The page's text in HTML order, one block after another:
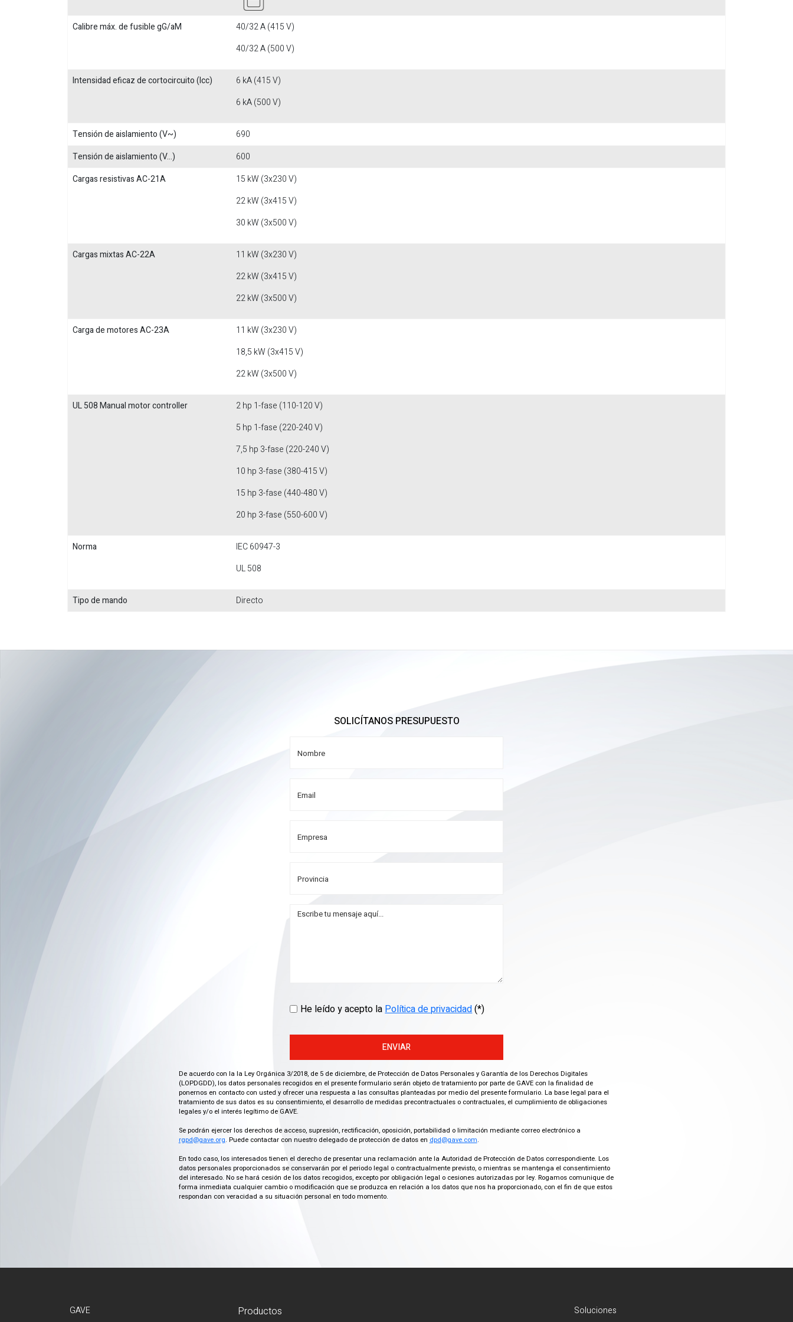
Calibre máx. de fusible gG/aM
40/32 A (415 V)
40/32 A (500 V)
Intensidad eficaz de cortocircuito (Icc)
6 kA (415 V)
6 kA (500 V)
Tensión de aislamiento (V~)
690
Tensión de aislamiento (V...)
600
Cargas resistivas AC-21A
15 kW (3x230 V)
22 kW (3x415 V)
30 kW (3x500 V)
Cargas mixtas AC-22A
11 kW (3x230 V)
22 kW (3x415 V)
22 kW (3x500 V)
Carga de motores AC-23A
11 kW (3x230 V)
18,5 kW (3x415 V)
22 kW (3x500 V)
UL 508 Manual motor controller
2 hp 1-fase (110-120 V)
5 hp 1-fase (220-240 V)
7,5 hp 3-fase (220-240 V)
10 hp 3-fase (380-415 V)
15 hp 3-fase (440-480 V)
20 hp 3-fase (550-600 V)
Norma
IEC 60947-3
UL 508
Tipo de mando Directo
SOLICÍTANOS PRESUPUESTO
He leído y acepto laPolítica de privacidad(*)
ENVIAR
De acuerdo con la la Ley Orgánica 3/2018, de 5 de diciembre, de Protección de Datos Personales y Garantía de los Derechos Digitales
(LOPDGDD), los datos personales recogidos en el presente formulario serán objeto de tratamiento por parte de GAVE con la finalidad de
ponernos en contacto con usted y ofrecer una respuesta a las consultas planteadas por medio del presente formulario. La base legal para el
tratamiento de sus datos es su consentimiento, el desarrollo de medidas precontractuales o contractuales, el cumplimiento de obligaciones
legales y/o el interés legítimo de GAVE.
Se podrán ejercer los derechos de acceso, supresión, rectificación, oposición, portabilidad o limitación mediante correo electrónico a
rgpd@gave.org. Puede contactar con nuestro delegado de protección de datos en dpd@gave.com.
En todo caso, los interesados tienen el derecho de presentar una reclamación ante la Autoridad de Protección de Datos correspondiente. Los
datos personales proporcionados se conservarán por el periodo legal o contractualmente previsto, o mientras se mantenga el consentimiento
del interesado. No se hará cesión de los datos recogidos, excepto por obligación legal o cesiones autorizadas por ley. Rogamos comunique de
forma inmediata cualquier cambio o modificación que se produzca en relación a los datos que nos ha proporcionado, con el fin de que estos
respondan con veracidad a su situación personal en todo momento.
GAVE Productos Soluciones